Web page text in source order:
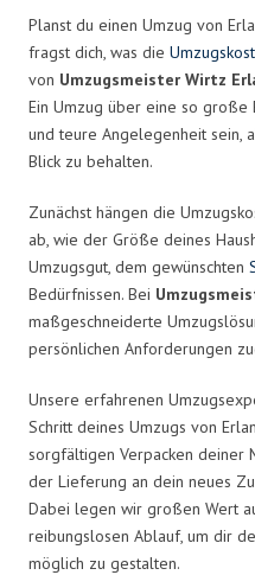
Planst du einen Umzug von
fragst dich, was die
von Umzugsmeister Wirtz
Ein Umzug über eine so große
und teure Angelegenheit sein,
Blick zu behalten.
Zunächst hängen die
ab, wie der Größe deines
Umzugsgut, dem gewünschten
Bedürfnissen. Bei
maßgeschneiderte
persönlichen Anforderungen
Unsere erfahrenen
Schritt deines Umzugs von
sorgfältigen Verpacken deiner
der Lieferung an dein neues
Dabei legen wir großen Wert
reibungslosen Ablauf, um dir
möglich zu gestalten.